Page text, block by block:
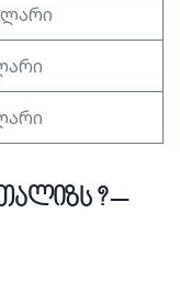
ლარი
? –